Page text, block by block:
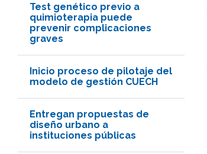
Test genético previo a
quimioterapia puede
prevenir complicaciones
graves
Inicio proceso de pilotaje del
modelo de gestión CUECH
Entregan propuestas de
diseño urbano a
instituciones públicas